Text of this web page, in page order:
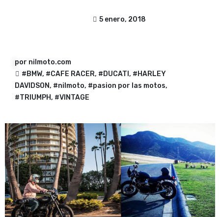
por nilmoto.com
5 enero, 2018
#BMW, #CAFE RACER, #DUCATI , #HARLEY
DAVIDSON, #nilmoto, #pasion por las motos,
#TRIUMPH, #VINTAGE